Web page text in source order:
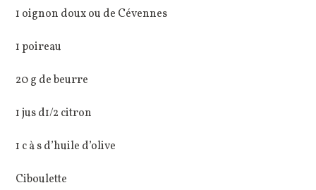
1 oignon doux ou de Cévennes
1 poireau
20 g de beurre
1 jus d1/2 citron
1 c à s d’huile d’olive
Ciboulette